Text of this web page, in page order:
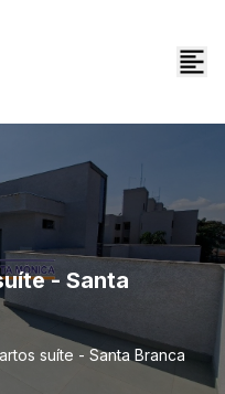
- Santa
suíte - Santa Branca